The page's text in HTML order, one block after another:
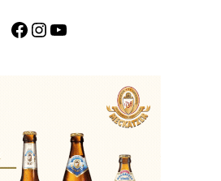
Facebook InstagramYouTube